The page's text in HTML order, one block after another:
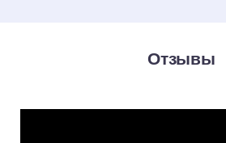
Отзывы